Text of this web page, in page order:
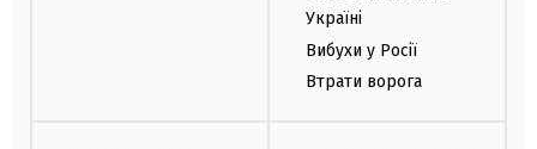
Україні
Вибухи у Росії
Втрати ворога